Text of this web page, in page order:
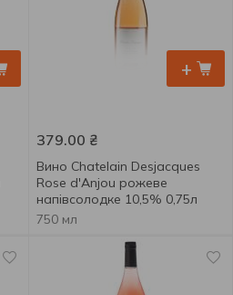
+
379.00 ₴
Вино Chatelain Desjacques
Rose d'Anjou рожеве
напівсолодке 10,5% 0,75л
750 мл